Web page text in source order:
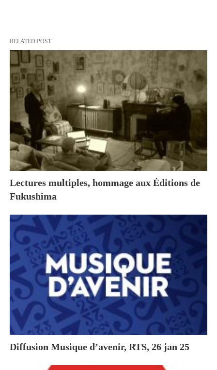
RELATED POST
Lectures multiples, hommage aux Éditions de
Fukushima
Diffusion Musique d’avenir, RTS, 26 jan 25